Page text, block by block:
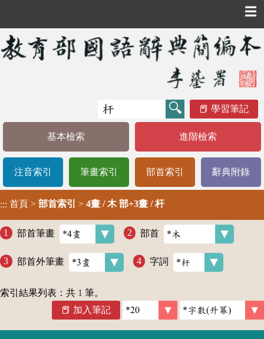
☰
學習筆記
基本檢索 進階檢索
注音索引 筆畫索引 部首索引 辭典附錄
::: 首頁 > 部首索引 > 4畫 / 木 部+3畫 / 杆
部首筆畫 部首
部首外筆畫 字詞
索引結果列表：共 1 筆。
加入筆記